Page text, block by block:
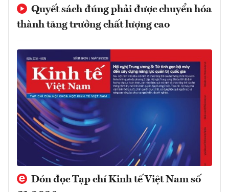
Quyết sách đúng phải được chuyển hóa
thành tăng trưởng chất lượng cao
Đón đọc Tạp chí Kinh tế Việt Nam số